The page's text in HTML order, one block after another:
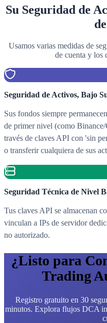
Su Seguridad de
Usamos varias medidas de
de cuenta y los
Seguridad de Activos, Bajo
Sus fondos siempre
de primer nivel (como
través de claves API con 'sin
o transferir cualquiera de sus
Seguridad Técnica de Nivel
Tus claves API se almacenan
vinculan a IPs de servidor
no autorizado.
¿Listo para
Trading
Registro gratuito en 30
minutos. Explora flujos DCA